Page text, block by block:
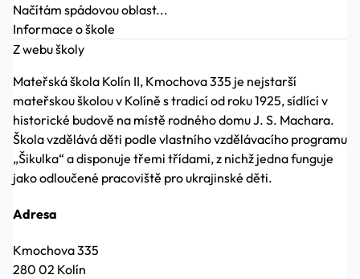
Načítám spádovou oblast...
Informace o škole
Z webu školy
Mateřská škola Kolín II, Kmochova 335 je nejstarší
mateřskou školou v Kolíně s tradicí od roku 1925, sídlící v
historické budově na místě rodného domu J. S. Machara.
Škola vzdělává děti podle vlastního vzdělávacího programu
„Šikulka“ a disponuje třemi třídami, z nichž jedna funguje
jako odloučené pracoviště pro ukrajinské děti.
Adresa
Kmochova 335
280 02 Kolín